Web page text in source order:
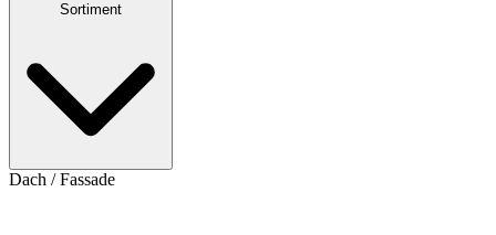
Sortiment
Dach / Fassade